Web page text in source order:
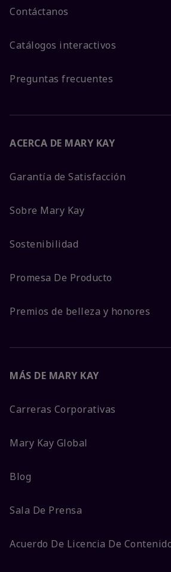
Contáctanos
Catálogos interactivos
Preguntas frecuentes
ACERCA DE MARY KAY
Garantía de Satisfacción
Sobre Mary Kay
Sostenibilidad
Promesa De Producto
Premios de belleza y honores
MÁS DE MARY KAY
Carreras Corporativas
Mary Kay Global
Blog
Sala De Prensa
Acuerdo De Licencia De